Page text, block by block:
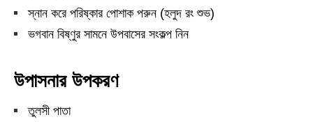
স্নান করে পরিষ্কার পোশাক পরুন (হলুদ রং শুভ)
ভগবান বিষ্ণুর সামনে উপবাসের সংকল্প নিন
উপাসনার উপকরণ
তুলসী পাতা